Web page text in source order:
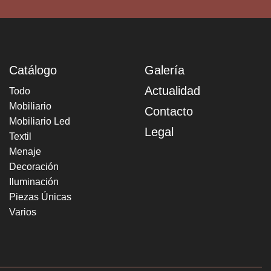
Catálogo
Todo
Mobiliario
Mobiliario Led
Textil
Menaje
Decoración
Iluminación
Piezas Únicas
Varios
Galería
Actualidad
Contacto
Legal